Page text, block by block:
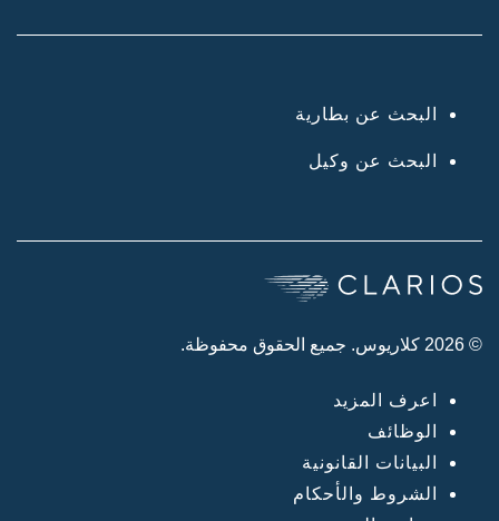
البحث عن بطارية
البحث عن وكيل
© 2026 كلاريوس. جميع الحقوق محفوظة.
اعرف المزيد
الوظائف
البيانات القانونية
الشروط والأحكام